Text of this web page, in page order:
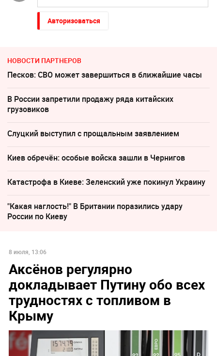
Авторизоваться
НОВОСТИ ПАРТНЕРОВ
Песков: СВО может завершиться в ближайшие часы
В России запретили продажу ряда китайских
грузовиков
Слуцкий выступил с прощальным заявлением
Киев обречён: особые войска зашли в Чернигов
Катастрофа в Киеве: Зеленский уже покинул Украину
"Какая наглость!" В Британии поразились удару
России по Киеву
8 июля, 13:06
Аксёнов регулярно
докладывает Путину обо всех
трудностях с топливом в
Крыму